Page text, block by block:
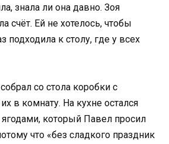
знала ли она давно. Зоя
счёт. Ей не хотелось, чтобы
подходила к столу, где у всех
со стола коробки с
в комнату. На кухне остался
который Павел просил
что «без сладкого праздник